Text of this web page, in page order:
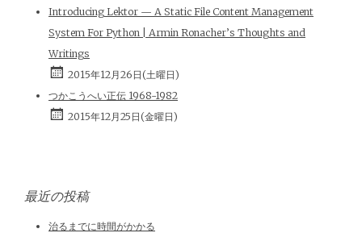
Introducing Lektor — A Static File Content Management
System For Python | Armin Ronacher’s Thoughts and
Writings
2015年12月26日(土曜日)
つかこうへい正伝 1968-1982
2015年12月25日(金曜日)
最近の投稿
治るまでに時間がかかる